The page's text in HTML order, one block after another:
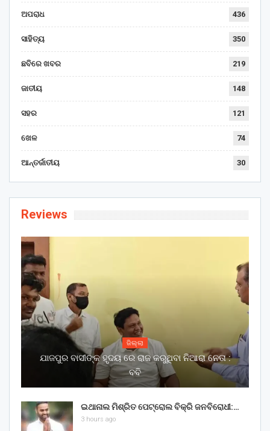
ଅପରାଧ 436
ସାହିତ୍ୟ 350
ଛବିରେ ଖବର 219
ଜାତୀୟ 148
ସହର 121
ଖେଳ 74
ଆନ୍ତର୍ଜାତୀୟ 30
Reviews
ଜିଲ୍ଲା
ଯାଜପୁର ବାସୀଙ୍କ ହୃଦୟ ରେ ରାଜ କରୁଥିବା ନିଆରା ନେତା :
ବବି
ଇଥାନାଲ ମିଶ୍ରିତ ପେଟ୍ରୋଲ ବିକ୍ରି ଜନବିରୋଧୀ:…
3 hours ago